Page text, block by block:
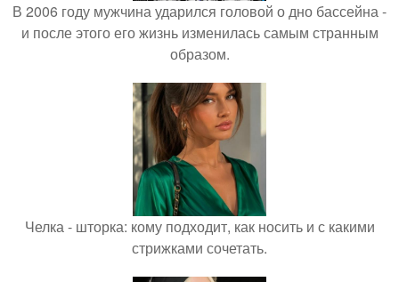
В 2006 году мужчина ударился головой о дно бассейна -
и после этого его жизнь изменилась самым странным
образом.
Челка - шторка: кому подходит, как носить и с какими
стрижками сочетать.